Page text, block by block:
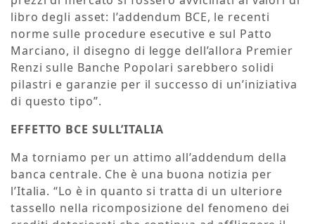
libro degli asset: l’addendum BCE, le recenti
norme sulle procedure esecutive e sul Patto
Marciano, il disegno di legge dell’allora Premier
Renzi sulle Banche Popolari sarebbero solidi
pilastri e garanzie per il successo di un’iniziativa
di questo tipo”.
EFFETTO BCE SULL’ITALIA
Ma torniamo per un attimo all’addendum della
banca centrale. Che è una buona notizia per
l’Italia. “Lo è in quanto si tratta di un ulteriore
tassello nella ricomposizione del fenomeno dei